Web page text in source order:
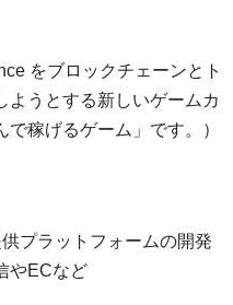
をブロックチェーンとト
ようとする新しいゲームカ
稼げるゲーム」です。）
プラットフォームの開発
やECなど